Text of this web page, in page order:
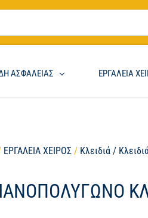
ΑΣΦΑΛΕΙΑΣ ΕΡΓΑΛΕΙΑ
ΕΡΓΑΛΕΙΑ ΧΕΙΡΟΣ / Κλειδιά /